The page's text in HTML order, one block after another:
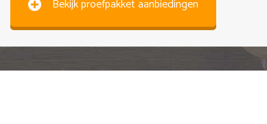
Bekijk proefpakket aanbiedingen